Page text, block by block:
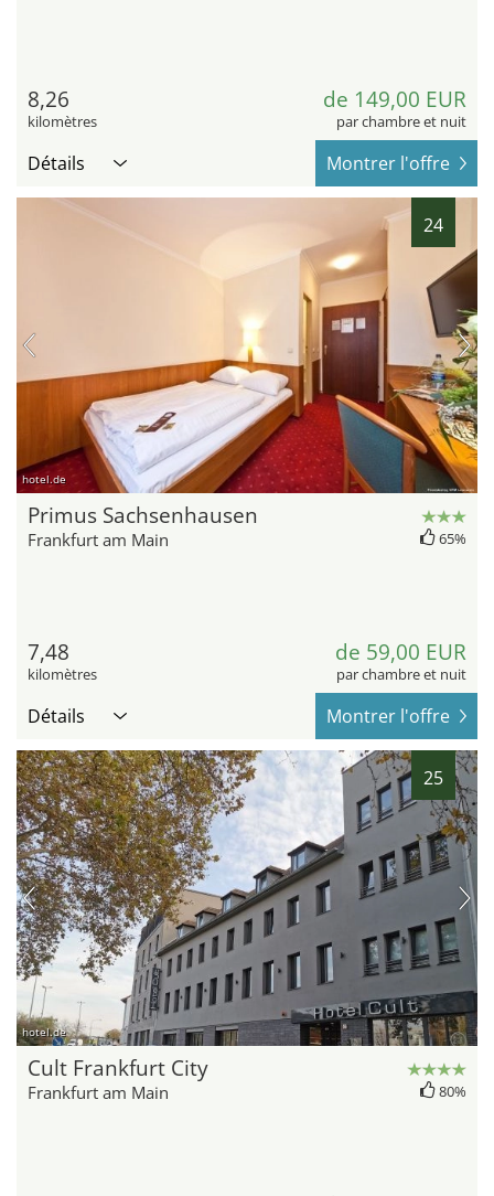
8,26
kilomètres
de 149,00 EUR
par chambre et nuit
Détails Montrer l'offre
24
hotel.de
Primus Sachsenhausen
Frankfurt am Main 65%
7,48
kilomètres
de 59,00 EUR
par chambre et nuit
Détails Montrer l'offre
25
hotel.de
Cult Frankfurt City
Frankfurt am Main 80%